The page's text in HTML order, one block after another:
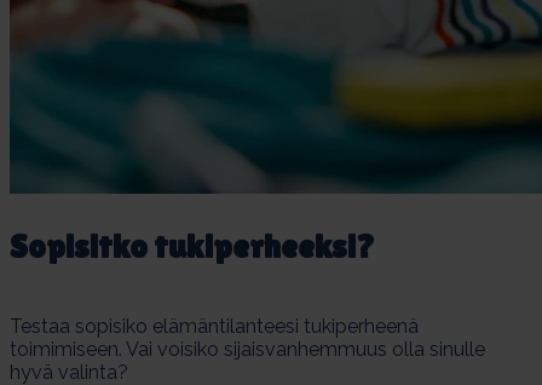
So­pi­sit­ko tu­ki­per­heek­si?
Testaa sopisiko elämäntilanteesi tukiperheenä
toimimiseen. Vai voisiko sijaisvanhemmuus olla sinulle
hyvä valinta?